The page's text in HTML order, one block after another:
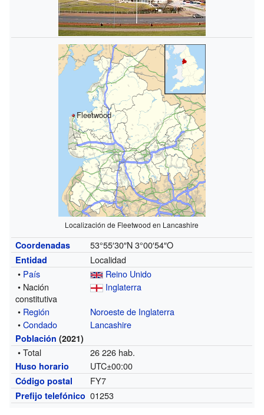
Fleetwood
Localización de Fleetwood en Lancashire
Coordenadas 53°55′30″N 3°00′54″O
Entidad
Localidad
• País
Reino Unido
• Nación
constitutiva
Inglaterra
• Región
Noroeste de Inglaterra
•Condado Lancashire
Población (2021)
• Total 26 226 hab.
Huso horario UTC±00:00
Código postal FY7
Prefijo telefónico 01253